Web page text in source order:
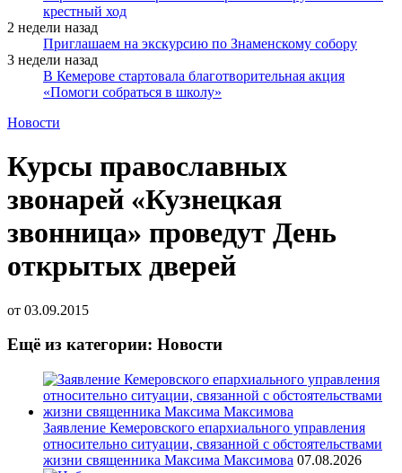
крестный ход
2 недели назад
Приглашаем на экскурсию по Знаменскому собору
3 недели назад
В Кемерове стартовала благотворительная акция
«Помоги собраться в школу»
Новости
Курсы православных
звонарей «Кузнецкая
звонница» проведут День
открытых дверей
от 03.09.2015
Ещё из категории: Новости
Заявление Кемеровского епархиального управления
относительно ситуации, связанной с обстоятельствами
жизни священника Максима Максимова 07.08.2026